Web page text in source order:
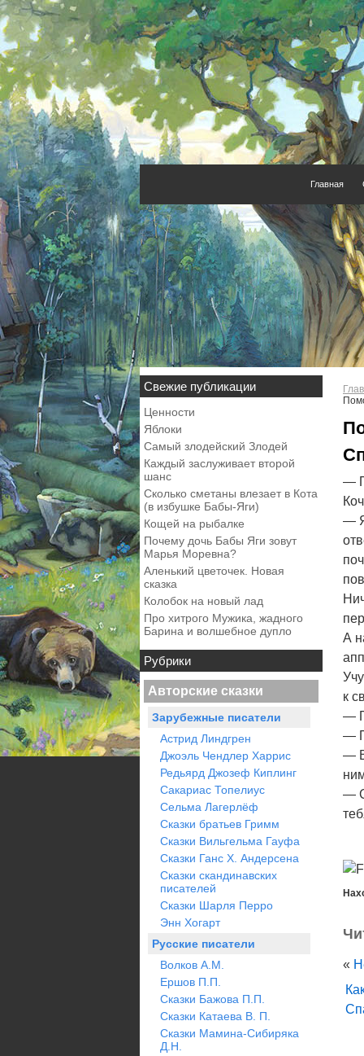
Главная
Свежие публикации
Ценности
Яблоки
Самый злодейский Злодей
Каждый заслуживает второй
шанс
Сколько сметаны влезает в Кота
(в избушке Бабы-Яги)
Кощей на рыбалке
Почему дочь Бабы Яги зовут
Марья Моревна?
Аленький цветочек. Новая
сказка
Колобок на новый лад
Про хитрого Мужика, жадного
Барина и волшебное дупло
Рубрики
Авторские сказки
Зарубежные писатели
Астрид Линдгрен
Джоэль Чендлер Харрис
Редьярд Джозеф Киплинг
Сакариас Топелиус
Сельма Лагерлёф
Сказки братьев Гримм
Сказки Вильгельма Гауфа
Сказки Ганс Х. Андерсена
Сказки скандинавских
писателей
Сказки Шарля Перро
Энн Хогарт
Русские писатели
Волков А.М.
Ершов П.П.
Сказки Бажова П.П.
Сказки Катаева В. П.
Сказки Мамина-Сибиряка
Д.Н.
—
— Я
А
к
—
—
—
—
«